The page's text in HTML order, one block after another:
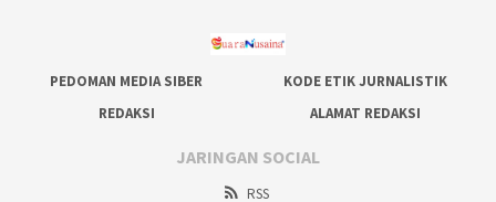
PEDOMAN MEDIA SIBER
KODE ETIK JURNALISTIK
REDAKSI
ALAMAT REDAKSI
JARINGAN SOCIAL
RSS